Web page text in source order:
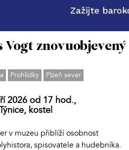
Vogt znovuobjevený
Prohlídky Plzeň sever
2026 od 17 hod.,
kostel
v muzeu přiblíží osobnost
spisovatele a hudebníka.